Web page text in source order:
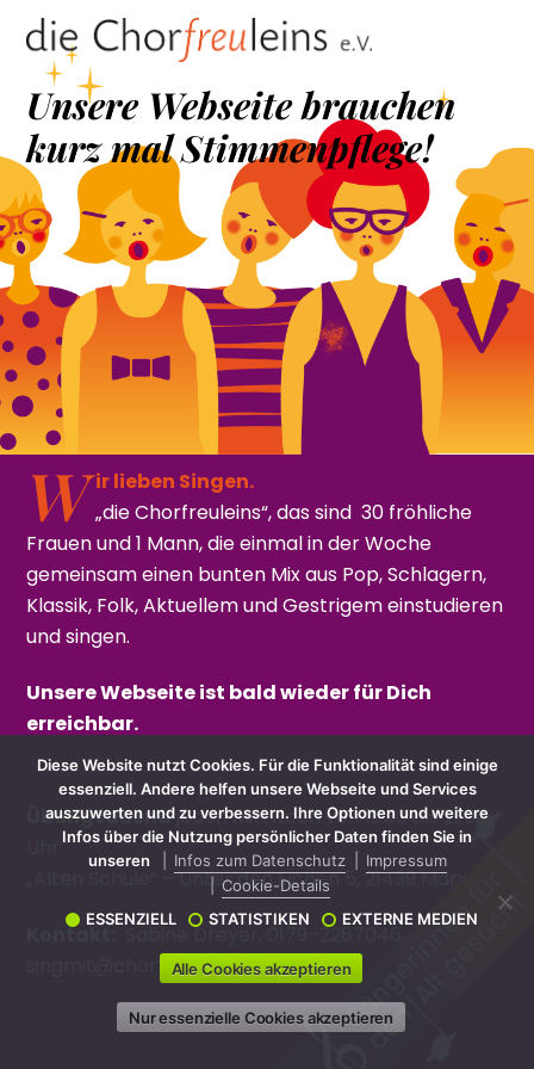
content
Unsere Webseite brauchen
kurz mal Stimmenpflege!
W ir lieben Singen.
„die Chorfreuleins“, das sind 30 fröhliche
Frauen und 1 Mann, die einmal in der Woche
gemeinsam einen bunten Mix aus Pop, Schlagern,
Klassik, Folk, Aktuellem und Gestrigem einstudieren
und singen.
Unsere Webseite ist bald wieder für Dich
erreichbar.
Übungsabendjeden Mittwoch von 19:30 bis 21:00
„Alten Schule“ – Unter den Eichen 5, 21439 Marxen
Kontakt:
Sabine Dreyer, 0179–2287046
singmit@chorfreuleins.de
Diese Website nutzt Cookies. Für die Funktionalität sind einige
essenziell. Andere helfen unsere Webseite und Services
auszuwerten und zu verbessern. Ihre Optionen und weitere
Infos über die Nutzung persönlicher Daten finden Sie in
unseren
Infos zum Datenschutz
Impressum
Cookie-Details
ESSENZIELL
STATISTIKEN EXTERNE MEDIEN
Alle Cookies akzeptieren
Nur essenzielle Cookies akzeptieren